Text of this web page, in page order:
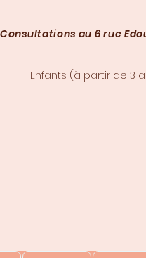
Consultations au 6 rue
Enfants (à partir de 3